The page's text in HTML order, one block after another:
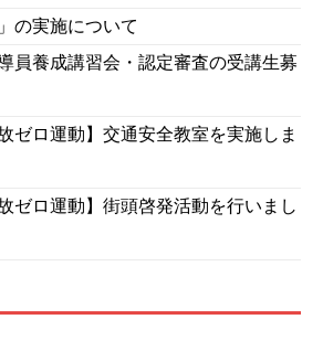
の実施について
員養成講習会・認定審査の受講生募
ゼロ運動】交通安全教室を実施しま
ゼロ運動】街頭啓発活動を行いまし